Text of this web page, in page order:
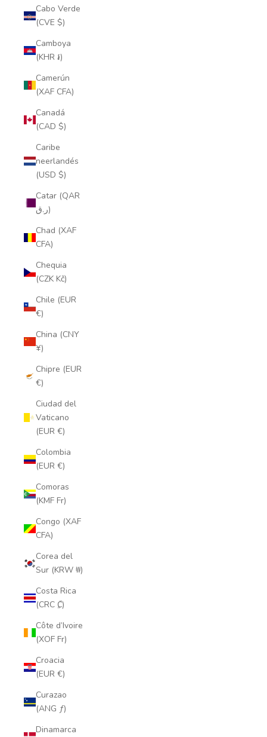
Cabo Verde
(CVE $)
Camboya
(KHR ៛)
Camerún
(XAF CFA)
Canadá
(CAD $)
Caribe
neerlandés
(USD $)
Catar (QAR
ر.ق)
Chad (XAF
CFA)
Chequia
(CZK Kč)
Chile (EUR
€)
China (CNY
¥)
Chipre (EUR
€)
Ciudad del
Vaticano
(EUR €)
Colombia
(EUR €)
Comoras
(KMF Fr)
Congo (XAF
CFA)
Corea del
Sur (KRW ₩)
Costa Rica
(CRC ₡)
Côte d’Ivoire
(XOF Fr)
Croacia
(EUR €)
Curazao
(ANG ƒ)
Dinamarca